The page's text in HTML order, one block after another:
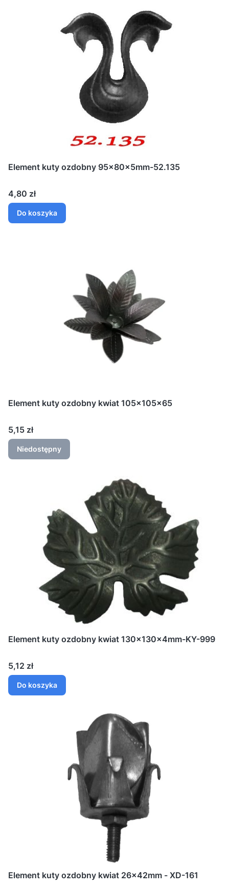
Element kuty ozdobny 95x80x5mm-52.135
Cena
4,80 zł
Do koszyka
Element kuty ozdobny kwiat 105x105x65
Cena
5,15 zł
Niedostępny
Element kuty ozdobny kwiat 130x130x4mm-KY-999
Cena
5,12 zł
Do koszyka
Element kuty ozdobny kwiat 26x42mm - XD-161